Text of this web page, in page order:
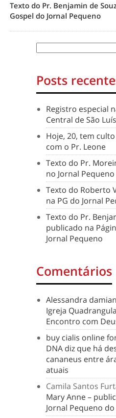
Texto do Pr. Benjamin de
Gospel do Jornal Pequeno
Posts
Registro especial
Central de São Luís
Hoje, 20, tem
com o Pr. Leone
Texto do Pr.
no Jornal Pequeno
Texto do Roberto
na PG do Jornal
Texto do Pr.
publicado na
Jornal Pequeno
Comentários
Alessandra
Igreja
Encontro com
buy cialis online
DNA diz que há
cananeus entre
atuais
Camila Santos
Mary Anne –
Jornal Pequeno